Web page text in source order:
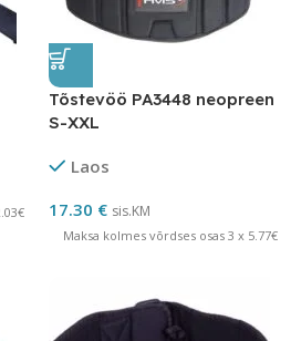
Tõstevöö PA3448 neopreen
S-XXL
Laos
17.30 € sis.KM
Maksa kolmes võrdses osas 3 x 5.77€